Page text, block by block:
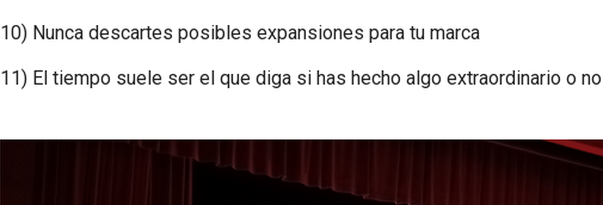
10) Nunca descartes posibles expansiones para tu marca
11) El tiempo suele ser el que diga si has hecho algo extraordinario o no